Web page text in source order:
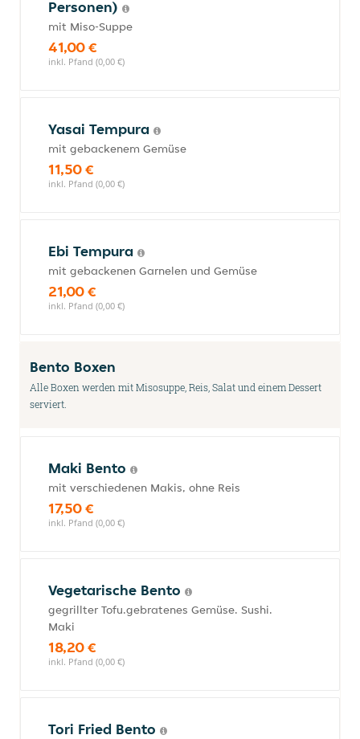
Personen)
mit Miso-Suppe
41,00 €
inkl. Pfand (0,00 €)
Yasai Tempura
mit gebackenem Gemüse
11,50 €
inkl. Pfand (0,00 €)
Ebi Tempura
mit gebackenen Garnelen und Gemüse
21,00 €
inkl. Pfand (0,00 €)
Bento Boxen
Alle Boxen werden mit Misosuppe, Reis, Salat und einem Dessert
serviert.
Maki Bento
mit verschiedenen Makis, ohne Reis
17,50 €
inkl. Pfand (0,00 €)
Vegetarische Bento
gegrillter Tofu.gebratenes Gemüse. Sushi.
Maki
18,20 €
inkl. Pfand (0,00 €)
Tori Fried Bento